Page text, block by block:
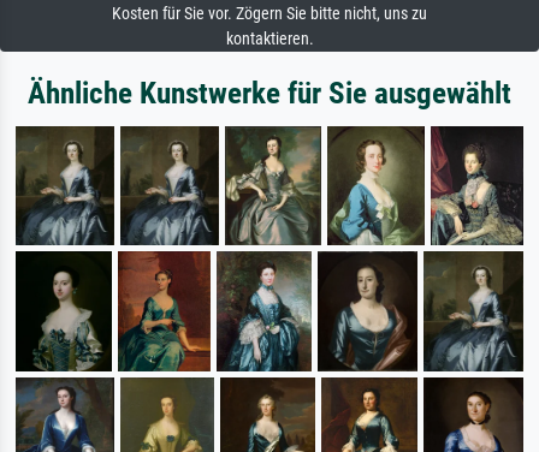
Kosten für Sie vor. Zögern Sie bitte nicht, uns zu
kontaktieren.
Ähnliche Kunstwerke für Sie ausgewählt